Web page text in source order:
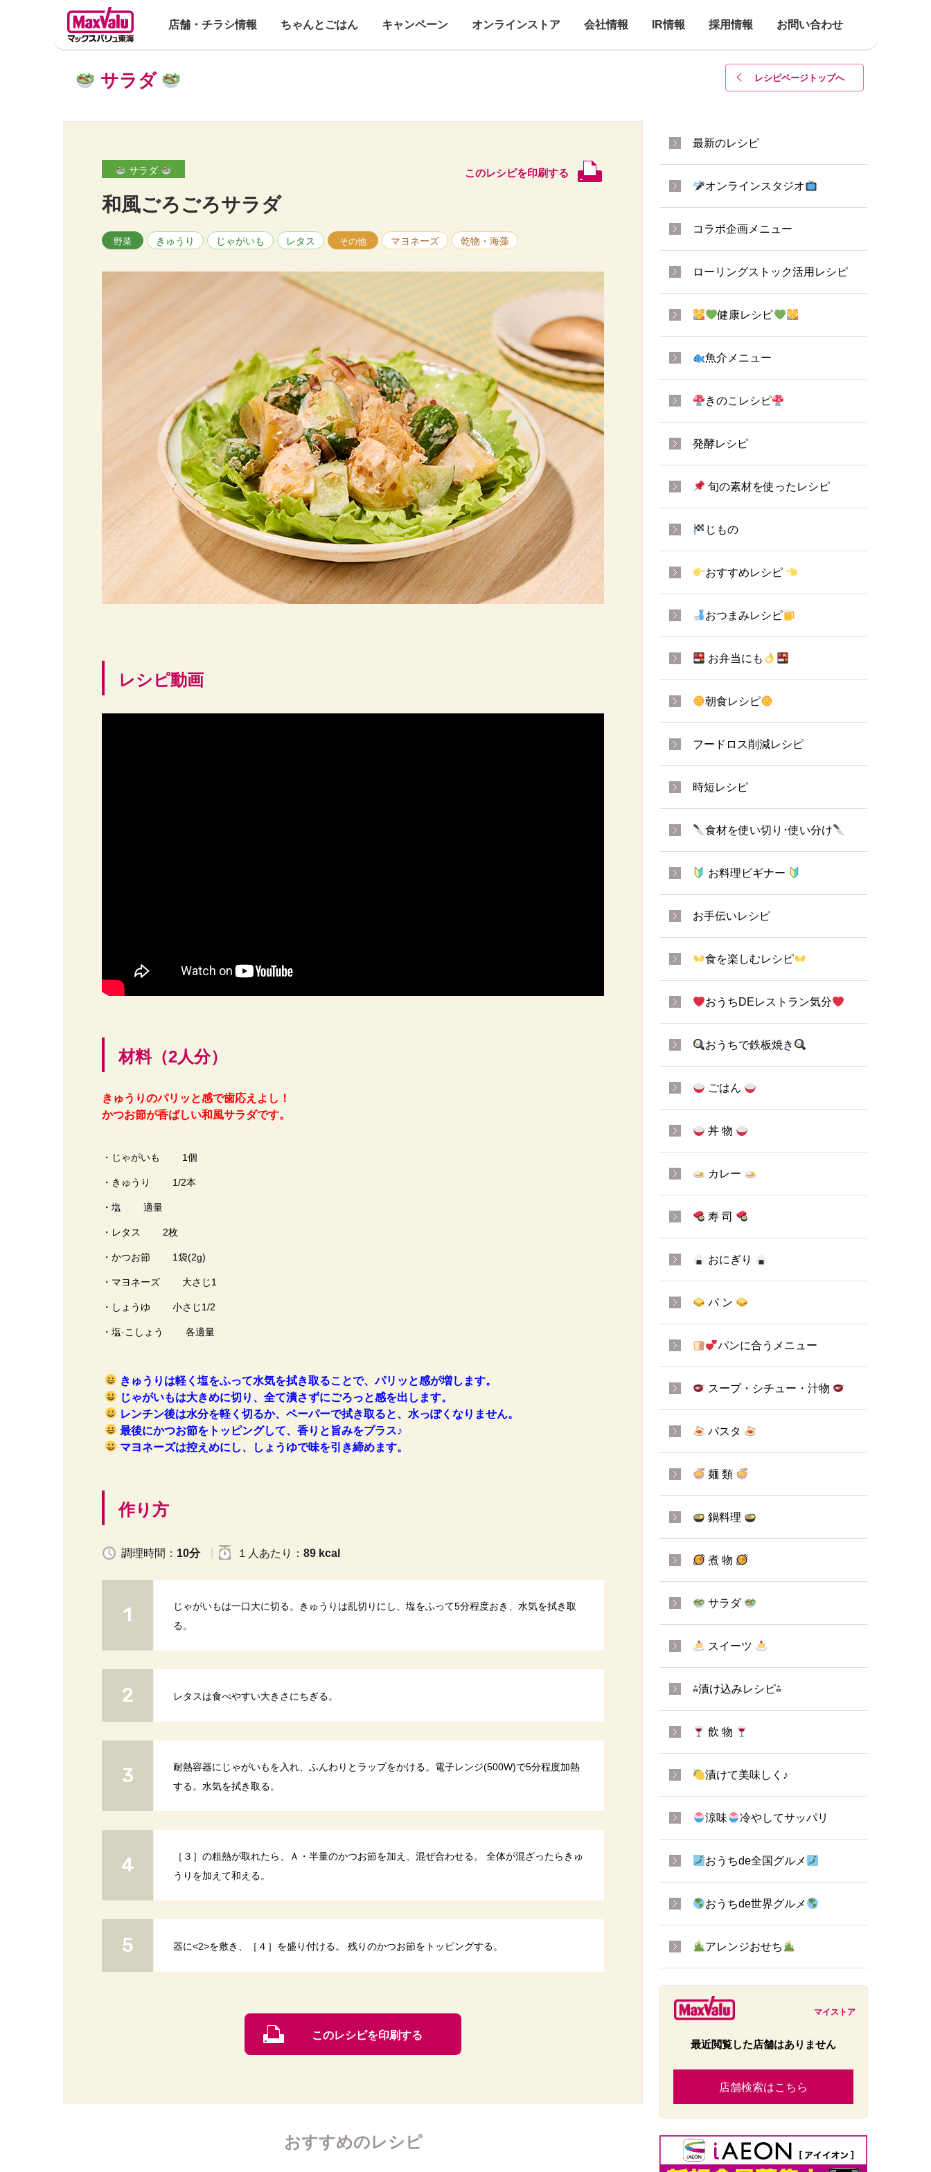
店舗・チラシ情報 ちゃんとごはん キャンペーン オンラインストア 会社情報 IR情報 採用情報 お問い合わせ
レシピページトップへ
サラダ
サラダ このレシピを印刷する
和風ごろごろサラダ
野菜 きゅうり じゃがいも レタス その他 マヨネーズ 乾物・海藻
レシピ動画
材料（2人分）
きゅうりのパリッと感で歯応えよし！
かつお節が香ばしい和風サラダです。
・じゃがいも 1個
・きゅうり 1/2本
・塩 適量
・レタス 2枚
・かつお節 1袋(2g)
・マヨネーズ 大さじ1
・しょうゆ 小さじ1/2
・塩·こしょう 各適量
きゅうりは軽く塩をふって水気を拭き取ることで、パリッと感が増します。
じゃがいもは大きめに切り、全て潰さずにごろっと感を出します。
レンチン後は水分を軽く切るか、ペーパーで拭き取ると、水っぽくなりません。
最後にかつお節をトッピングして、香りと旨みをプラス♪
マヨネーズは控えめにし、しょうゆで味を引き締めます。
作り方
調理時間： 10分 １人 あたり ： 89 kcal
じゃがいもは一口大に切る。きゅうりは乱切りにし、塩をふって5分程度おき、水気を拭き取
る。
レタスは食べやすい大きさにちぎる。
耐熱容器にじゃがいもを入れ、ふんわりとラップをかける。電子レンジ(500W)で5分程度加熱
する。水気を拭き取る。
［３］の粗熱が取れたら、Ａ・半量のかつお節を加え、混ぜ合わせる。 全体が混ざったらきゅ
うりを加えて和える。
器に<2>を敷き、［４］を盛り付ける。 残りのかつお節をトッピングする。
このレシピを印刷する
おすすめのレシピ
最新のレシピ
オンラインスタジオ
コラボ企画メニュー
ローリングストック活用レシピ
健康レシピ
魚介メニュー
きのこレシピ
発酵レシピ
旬の素材を使ったレシピ
じもの
おすすめレシピ
おつまみレシピ
お弁当にも
朝食レシピ
フードロス削減レシピ
時短レシピ
食材を使い切り･使い分け
お料理ビギナー
お手伝いレシピ
食を楽しむレシピ
おうちDEレストラン気分
おうちで鉄板焼き
ごはん
丼 物
カレー
寿 司
おにぎり
パ ン
パンに合うメニュー
スープ・シチュー・汁物
パスタ
麺 類
鍋料理
煮 物
サラダ
スイーツ
⁂漬け込みレシピ⁂
飲 物
漬けて美味しく♪
涼味 冷やしてサッパリ
おうちde全国グルメ
おうちde世界グルメ
アレンジおせち
マイストア
最近閲覧した店舗はありません
店舗検索はこちら